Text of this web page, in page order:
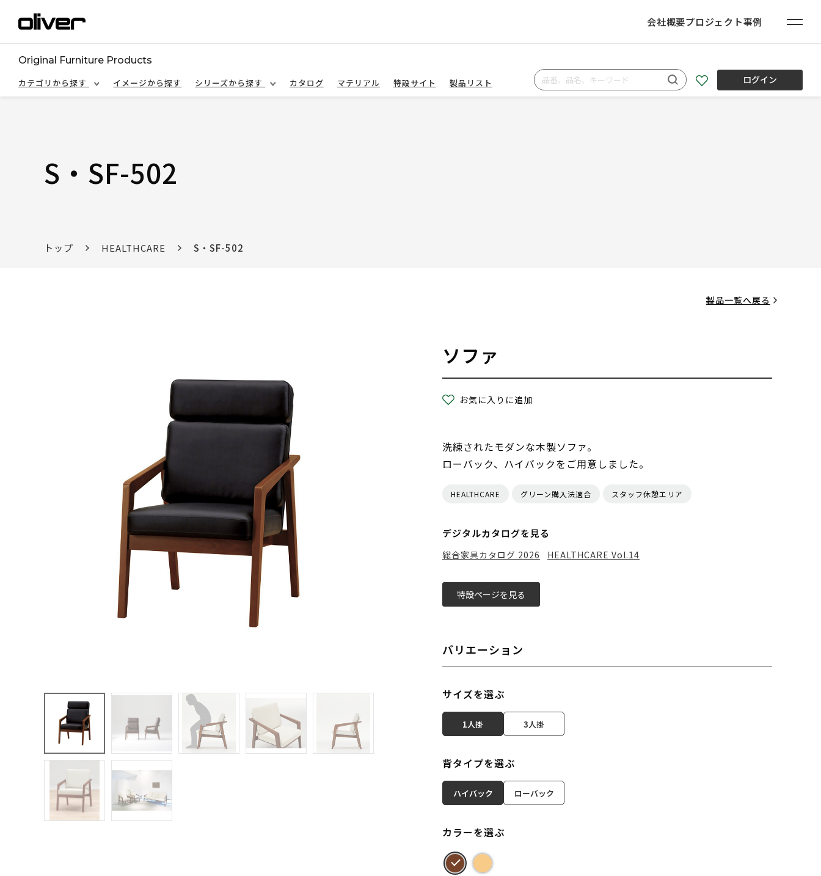
会社概要プロジェクト事例
Original Furniture Products
カテゴリから探す
イメージから探す シリーズから探す カタログ マテリアル 特設サイト 製品リスト ログイン
S・SF-502
トップ HEALTHCARE S・SF-502
製品一覧へ戻る
ソファ
お気に入りに追加
洗練されたモダンな木製ソファ。
ローバック、ハイバックをご用意しました。
HEALTHCARE グリーン購入法適合 スタッフ休憩エリア
デジタルカタログを見る
総合家具カタログ 2026 HEALTHCARE Vol.14
特設ページを見る
バリエーション
サイズを選ぶ
1人掛 3人掛
背タイプを選ぶ
ハイバック ローバック
カラーを選ぶ